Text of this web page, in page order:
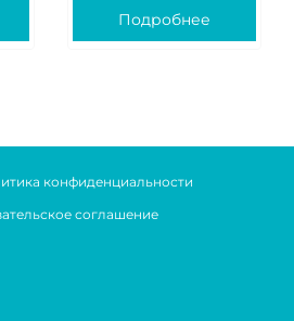
Подробнее
конфиденциальности
соглашение